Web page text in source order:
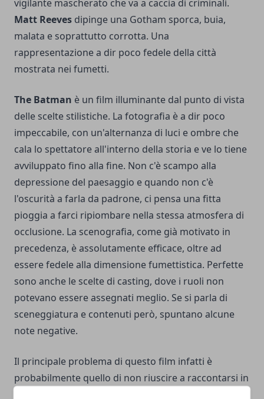
vigilante mascherato che va a caccia di criminali.
Matt Reeves dipinge una Gotham sporca, buia,
malata e soprattutto corrotta. Una
rappresentazione a dir poco fedele della città
mostrata nei fumetti.
The Batman è un film illuminante dal punto di vista
delle scelte stilistiche. La fotografia è a dir poco
impeccabile, con un'alternanza di luci e ombre che
cala lo spettatore all'interno della storia e ve lo tiene
avviluppato fino alla fine. Non c'è scampo alla
depressione del paesaggio e quando non c'è
l'oscurità a farla da padrone, ci pensa una fitta
pioggia a farci ripiombare nella stessa atmosfera di
occlusione. La scenografia, come già motivato in
precedenza, è assolutamente efficace, oltre ad
essere fedele alla dimensione fumettistica. Perfette
sono anche le scelte di casting, dove i ruoli non
potevano essere assegnati meglio. Se si parla di
sceneggiatura e contenuti però, spuntano alcune
note negative.
Il principale problema di questo film infatti è
probabilmente quello di non riuscire a raccontarsi in